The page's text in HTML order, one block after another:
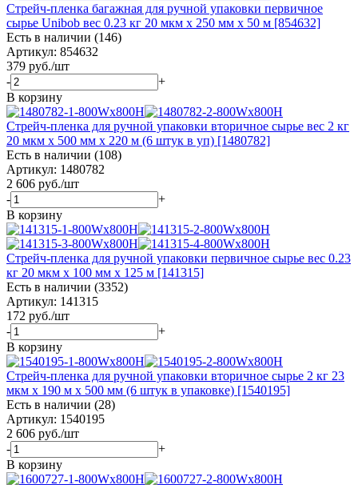
Стрейч-пленка багажная для ручной упаковки первичное
сырье Unibob вес 0.23 кг 20 мкм x 250 мм х 50 м [854632]
Есть в наличии (146)
Артикул: 854632
379 руб./шт
-
+
В корзину
Стрейч-пленка для ручной упаковки вторичное сырье вес 2 кг
20 мкм x 500 мм x 220 м (6 штук в уп) [1480782]
Есть в наличии (108)
Артикул: 1480782
2 606 руб./шт
-
+
В корзину
Стрейч-пленка для ручной упаковки первичное сырье вес 0.23
кг 20 мкм x 100 мм x 125 м [141315]
Есть в наличии (3352)
Артикул: 141315
172 руб./шт
-
+
В корзину
Стрейч-пленка для ручной упаковки вторичное сырье 2 кг 23
мкм x 190 м х 500 мм (6 штук в упаковке) [1540195]
Есть в наличии (28)
Артикул: 1540195
2 606 руб./шт
-
+
В корзину